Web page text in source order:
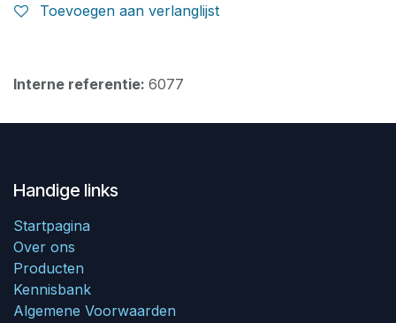
Toevoegen aan verlanglijst
Interne referentie: 6077
Handige links
Startpagina
Over ons
Producten
Kennisbank
Algemene Voorwaarden